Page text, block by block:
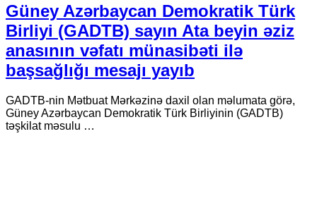
Güney Azərbaycan Demokratik Türk
Birliyi (GADTB) sayın Ata beyin əziz
anasının vəfatı münasibəti ilə
başsağlığı mesajı yayıb
GADTB-nin Mətbuat Mərkəzinə daxil olan məlumata görə,
Güney Azərbaycan Demokratik Türk Birliyinin (GADTB)
təşkilat məsulu …